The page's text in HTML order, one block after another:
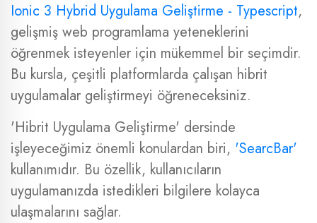
Ionic 3 Hybrid Uygulama Geliştirme - Typescript,
gelişmiş web programlama yeteneklerini
öğrenmek isteyenler için mükemmel bir seçimdir.
Bu kursla, çeşitli platformlarda çalışan hibrit
uygulamalar geliştirmeyi öğreneceksiniz.
'Hibrit Uygulama Geliştirme' dersinde
işleyeceğimiz önemli konulardan biri, 'SearcBar'
kullanımıdır. Bu özellik, kullanıcıların
uygulamanızda istedikleri bilgilere kolayca
ulaşmalarını sağlar.